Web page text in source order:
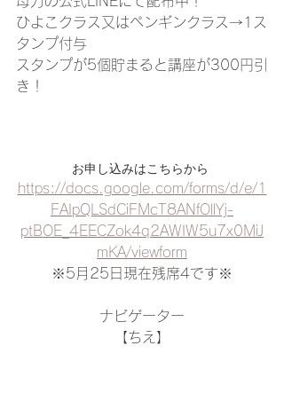
ひよこクラス又はペンギンクラス→1ス
タンプ付与
スタンプが5個貯まると講座が300円引
き！
お申し込みはこちらから
https://docs.google.com/forms/d/e/1
FAIpQLSdCiFMcT8ANfOllYj-
ptBOE_4EECZok4q2AWIW5u7x0MiJ
mKA/viewform
※5月25日現在残席4です※
ナビゲーター
【ちえ】